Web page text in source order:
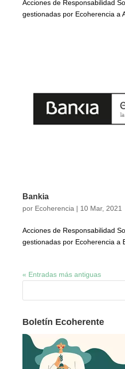
Acciones de Responsabilidad
gestionadas por Ecoherencia a
Bankia
por Ecoherencia | 10 Mar, 2021
Acciones de Responsabilidad
gestionadas por Ecoherencia a
« Entradas más antiguas
Boletín Ecoherente